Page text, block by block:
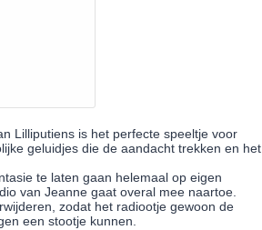
Lilliputiens is het perfecte speeltje voor
geluidjes die de aandacht trekken en het
te laten gaan helemaal op eigen
van Jeanne gaat overal mee naartoe.
zodat het radiootje gewoon de
een stootje kunnen.